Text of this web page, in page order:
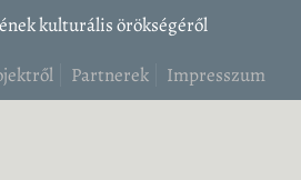
kulturális örökségéről
Partnerek Impresszum